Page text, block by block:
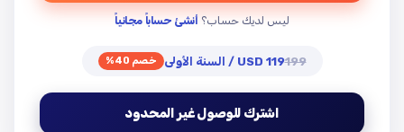
ليس لديك حساب؟ أنشئ حساباً مجانياً
199119 USD / السنة الأولى خصم 40%
اشترك للوصول غير المحدود